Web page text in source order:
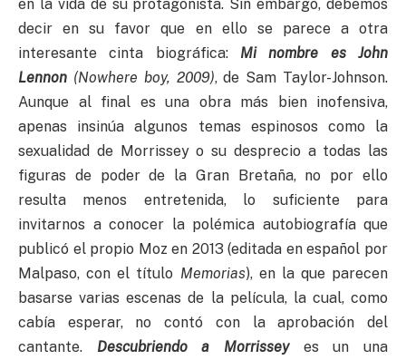
en la vida de su protagonista. Sin embargo, debemos
decir en su favor que en ello se parece a otra
interesante cinta biográfica: Mi nombre es John
Lennon (Nowhere boy, 2009), de Sam Taylor-Johnson.
Aunque al final es una obra más bien inofensiva,
apenas insinúa algunos temas espinosos como la
sexualidad de Morrissey o su desprecio a todas las
figuras de poder de la Gran Bretaña, no por ello
resulta menos entretenida, lo suficiente para
invitarnos a conocer la polémica autobiografía que
publicó el propio Moz en 2013 (editada en español por
Malpaso, con el título Memorias), en la que parecen
basarse varias escenas de la película, la cual, como
cabía esperar, no contó con la aprobación del
cantante. Descubriendo a Morrisseyes un una